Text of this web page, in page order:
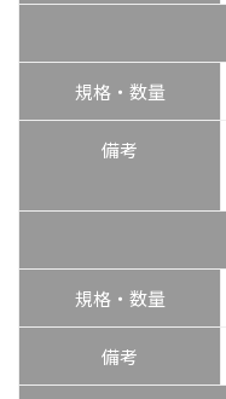
規格・数量
備考
規格・数量
備考